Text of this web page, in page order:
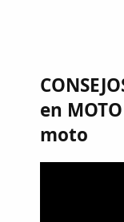
en
moto